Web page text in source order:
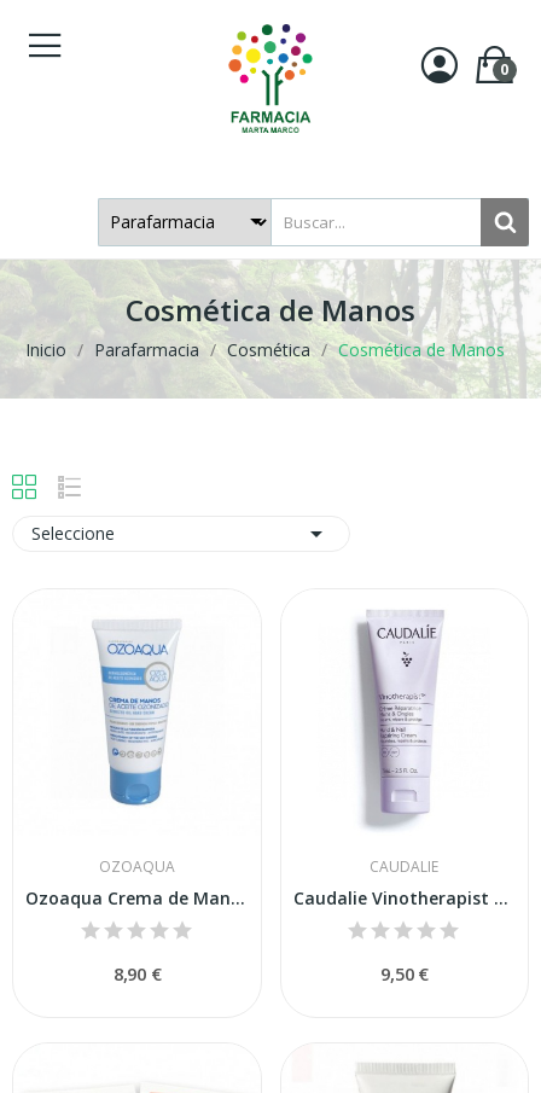
0
Cosmética de Manos
Inicio Parafarmacia Cosmética Cosmética de Manos
Seleccione 
OZOAQUA
Ozoaqua Crema de Manos de Aceite Ozonizado 50ml
8,90 €
CAUDALIE
Caudalie Vinotherapist Crema Reparadora Manos y...
9,50 €